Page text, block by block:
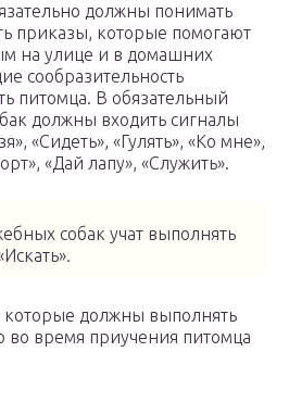
должны понимать
приказы, которые помогают
на улице и в домашних
сообразительность
питомца. В обязательный
должны входить сигналы
«Сидеть», «Гулять», «Ко мне»,
«Дай лапу», «Служить».
собак учат выполнять
которые должны выполнять
во время приучения питомца